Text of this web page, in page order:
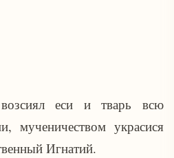
еси и тварь всю
мученичеством украсися
Игнатий.